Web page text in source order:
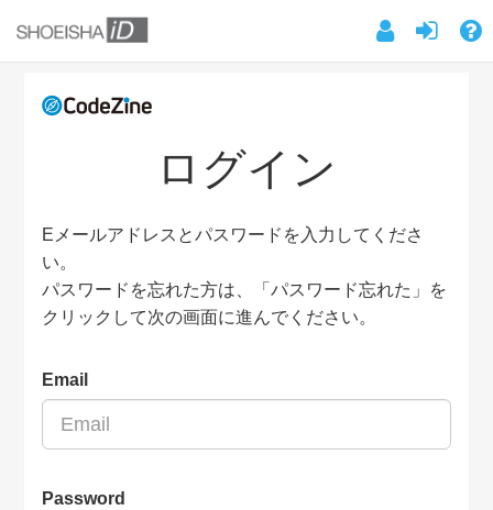
ログイン
Eメールアドレスとパスワードを入力してくださ
い。
パスワードを忘れた方は、「パスワード忘れた」を
クリックして次の画面に進んでください。
Email
Password